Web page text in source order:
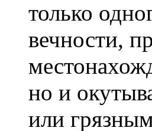
только
вечности,
но и
или